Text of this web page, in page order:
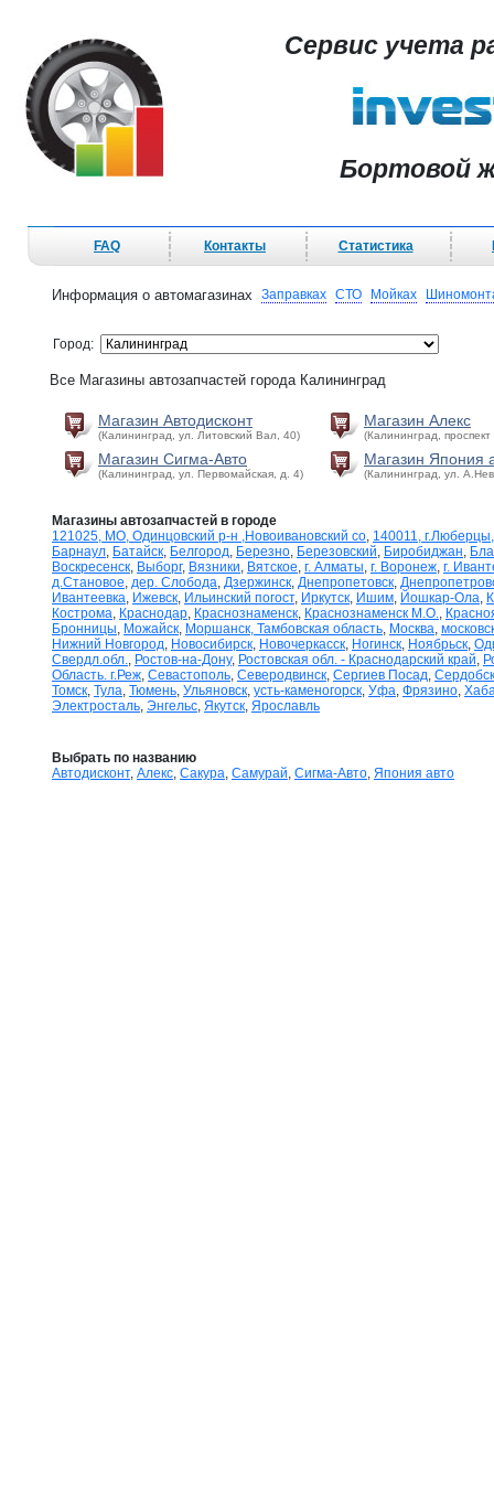
Сервис учета
Бортовой
FAQ Контакты Статистика
Информация о автомагазинах Заправках СТО Мойках
Город:
Все Магазины автозапчастей города Калининград
Магазин Автодисконт
(Калининград, ул. Литовский Вал, 40)
Магазин Алекс
(Калининград,
Магазин Сигма-Авто
(Калининград, ул. Первомайская, д. 4)
Магазин Япония
(Калининград, ул.
Магазины автозапчастей в городе
121025, МО, Одинцовский р-н ,Новоивановский со, 140011, г.Люберцы,
Барнаул, Батайск, Белгород, Березно, Березовский, Биробиджан,
Воскресенск, Выборг, Вязники, Вятское, г. Алматы, г. Воронеж, г.
д.Становое, дер. Слобода, Дзержинск, Днепропетовск,
Ивантеевка, Ижевск, Ильинский погост, Иркутск, Ишим, Йошкар-Ола,
Кострома, Краснодар, Краснознаменск, Краснознаменск М.О.,
Бронницы, Можайск, Моршанск, Тамбовская область, Москва,
Нижний Новгород, Новосибирск, Новочеркасск, Ногинск, Ноябрьск,
Свердл.обл., Ростов-на-Дону, Ростовская обл. - Краснодарский край,
Область. г.Реж, Севастополь, Северодвинск, Сергиев Посад, Сердобск
Томск, Тула, Тюмень, Ульяновск, усть-каменогорск, Уфа, Фрязино,
Электросталь, Энгельс, Якутск, Ярославль
Выбрать по названию
Автодисконт, Алекс, Сакура, Самурай, Сигма-Авто, Япония авто